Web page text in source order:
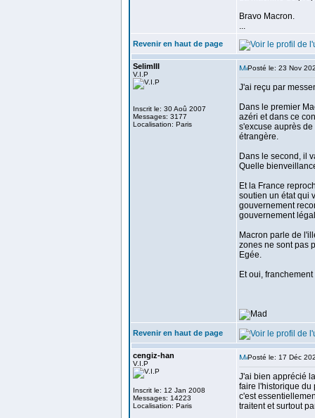
Bravo Macron.
...
Revenir en haut de page
SelimIII
V.I.P
Inscrit le: 30 Aoû 2007
Messages: 3177
Localisation: Paris
Posté le: 23 Nov
J'ai reçu par
Dans le premier
azéri et dans ce
s'excuse auprès
étrangère.
Dans le second, il
Quelle
Et la France
soutien un état qui
gouvernement
gouvernement
Macron parle de
zones ne sont pas
Egée.
Et oui,
Revenir en haut de page
cengiz-han
V.I.P
Inscrit le: 12 Jan 2008
Messages: 14223
Localisation: Paris
Posté le: 17 Déc
J'ai bien apprécié
faire l'historique du
c'est
traitent et surtout